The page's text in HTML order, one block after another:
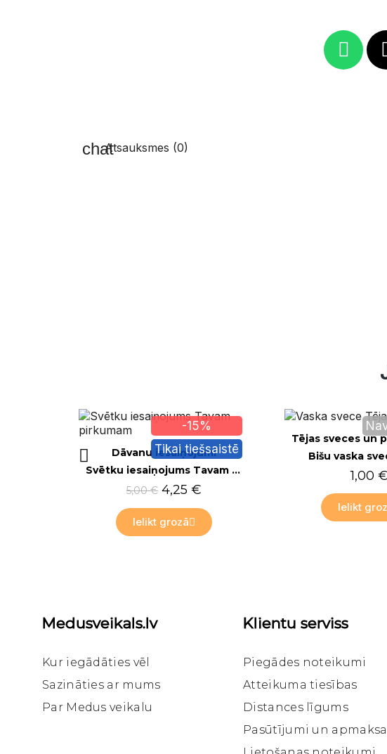
Atsauksmes (0)
Ātrais skats
-15%
Tikai tiešsaistē
Dāvanu iesaiņojumi
Svētku iesaiņojums Tavam pirkumam
5,00 € 4,25 €
Ielikt grozā
Ātrais
Bišu vaska
1,00 €
Ielikt
Ātrais
Bišu vaska
Medusveikals.lv
Kur iegādāties vēl
Sazināties ar mums
Par Medus veikalu
Klientu serviss
Piegādes noteikumi
Atteikuma tiesības
Distances līgums
Pasūtījumi un apmaksa